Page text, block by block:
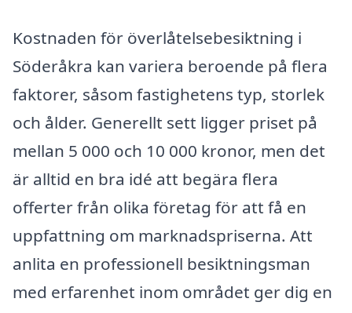
Kostnaden för överlåtelsebesiktning i
Söderåkra kan variera beroende på flera
faktorer, såsom fastighetens typ, storlek
och ålder. Generellt sett ligger priset på
mellan 5 000 och 10 000 kronor, men det
är alltid en bra idé att begära flera
offerter från olika företag för att få en
uppfattning om marknadspriserna. Att
anlita en professionell besiktningsman
med erfarenhet inom området ger dig en